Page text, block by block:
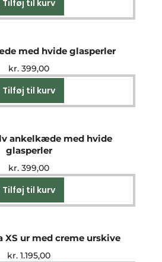
Tilføj til kurv
med hvide glasperler
kr. 399,00
Tilføj til kurv
ankelkæde med hvide
glasperler
kr. 399,00
Tilføj til kurv
XS ur med creme urskive
kr. 1.195,00